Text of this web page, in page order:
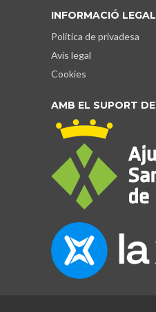
INFORMACIÓ LEGAL
Política de privadesa
Avís legal
Cookies
AMB EL SUPORT DE